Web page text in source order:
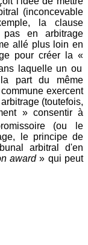
(inconcevable
la clause
pas en arbitrage
allé plus loin en
pour créer la «
laquelle un ou
part du même
exercent
(toutefois,
» consentir à
(ou le
le principe de
arbitral d'en
award» qui peut